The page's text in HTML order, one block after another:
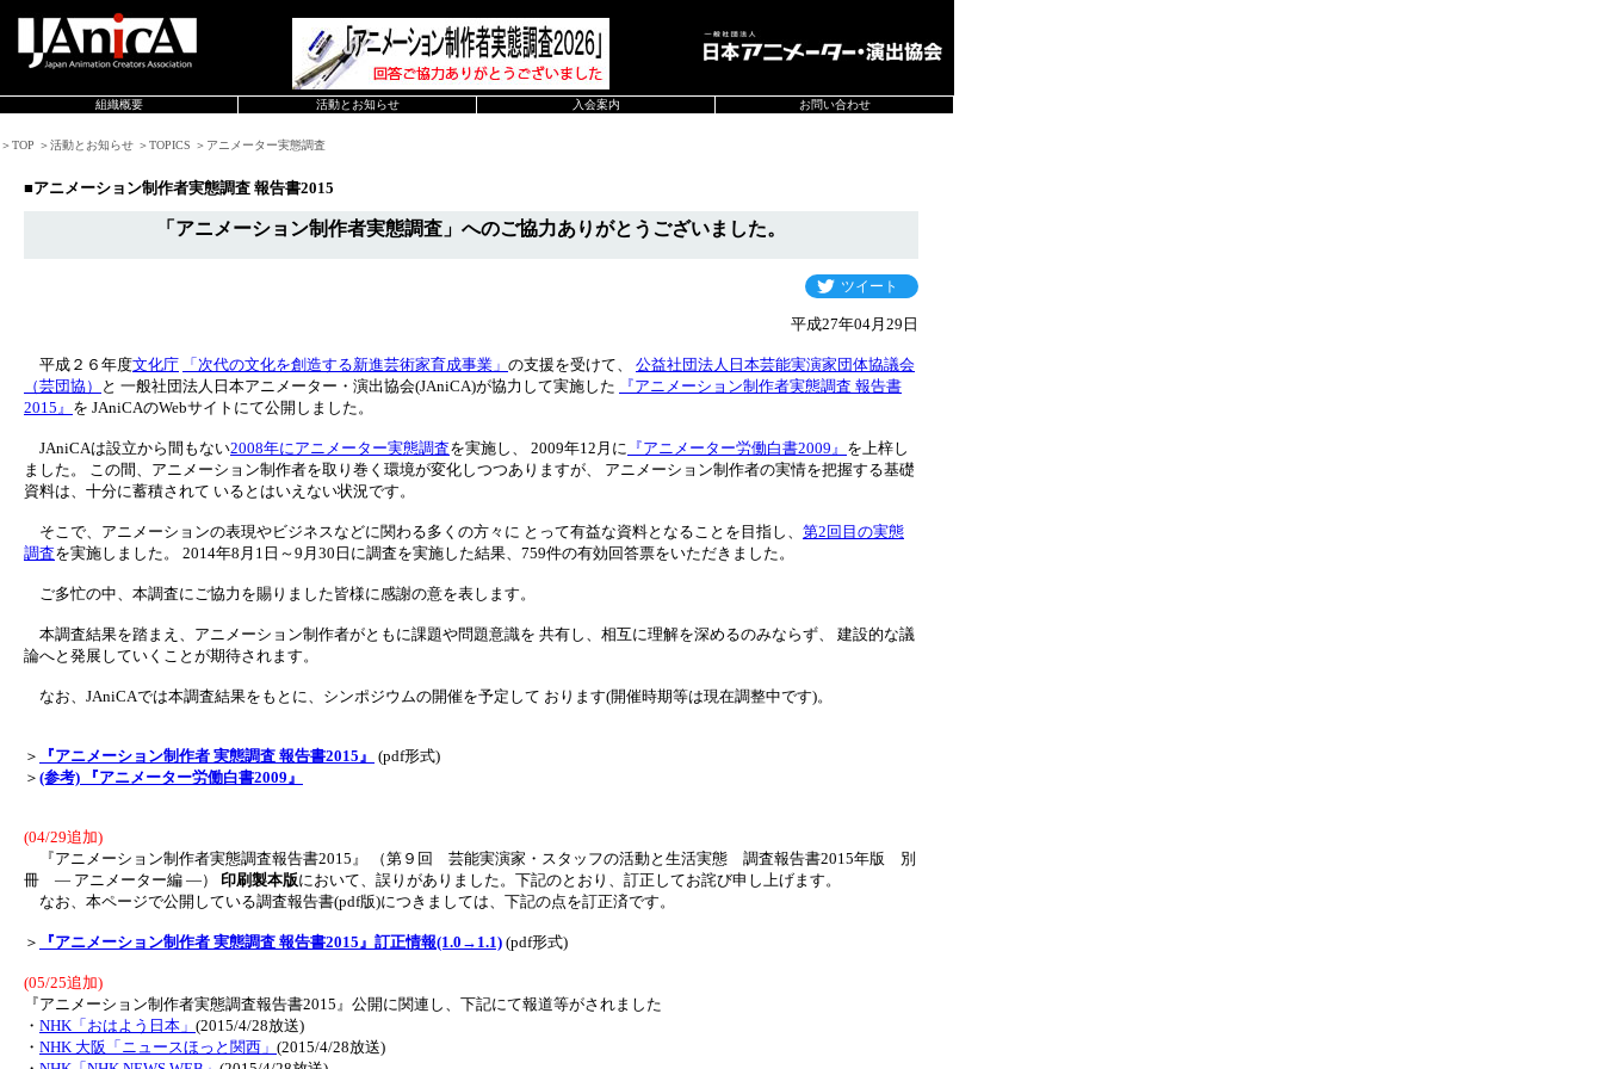
組織概要 活動とお知らせ 入会案内 お問い合わせ
＞TOP ＞活動とお知らせ ＞TOPICS ＞アニメーター実態調査
■アニメーション制作者実態調査 報告書2015
「アニメーション制作者実態調査」へのご協力ありがとうございました。
ツイート
平成27年04月29日
平成２６年度文化庁 「次代の文化を創造する新進芸術家育成事業」 の支援を受けて、 公益社団法人日本芸能実演家団体協議会
（芸団協）
と 一般社団法人日本アニメーター・演出協会(JAniCA)が協力して実施した
『アニメーション制作者実態調査 報告書
2015』 を JAniCAのWebサイトにて公開しました。
JAniCAは設立から間もない2008年にアニメーター実態調査を実施し、 2009年12月に 『アニメーター労働白書2009』 を上梓し
ました。 この間、アニメーション制作者を取り巻く環境が変化しつつありますが、 アニメーション制作者の実情を把握する基礎
資料は、十分に蓄積されて いるとはいえない状況です。
そこで、アニメーションの表現やビジネスなどに関わる多くの方々に とって有益な資料となることを目指し、 第2回目の実態
調査を実施しました。 2014年8月1日～9月30日に調査を実施した結果、759件の有効回答票をいただきました。
ご多忙の中、本調査にご協力を賜りました皆様に感謝の意を表します。
本調査結果を踏まえ、アニメーション制作者がともに課題や問題意識を 共有し、相互に理解を深めるのみならず、 建設的な議
論へと発展していくことが期待されます。
なお、JAniCAでは本調査結果をもとに、シンポジウムの開催を予定して おります(開催時期等は現在調整中です)。
＞ 『アニメーション制作者 実態調査 報告書2015』
(pdf形式)
＞ (参考) 『アニメーター労働白書2009』
(04/29追加)
『アニメーション制作者実態調査報告書2015』 （第９回 芸能実演家・スタッフの活動と生活実態 調査報告書2015年版 別
冊 ― アニメーター編 ―） 印刷製本版において、誤りがありました。下記のとおり、訂正してお詫び申し上げます。
なお、本ページで公開している調査報告書(pdf版)につきましては、下記の点を訂正済です。
＞ 『アニメーション制作者 実態調査 報告書2015』訂正情報(1.0→1.1) (pdf形式)
(05/25追加)
『アニメーション制作者実態調査報告書2015』公開に関連し、下記にて報道等がされました
・ NHK「おはよう日本」 (2015/4/28放送)
・ NHK 大阪「ニュースほっと関西」 (2015/4/28放送)